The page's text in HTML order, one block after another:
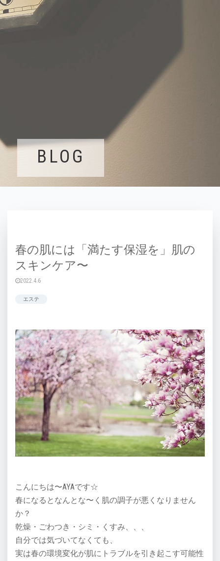
BLOG
春の肌には「満たす保湿を」肌の
スキンケア〜
2022.4.6
エステ
こんにちは〜AYAです☆
春になるとなんとな〜く肌の調子が悪くなりません
か？
乾燥・ごわつき・シミ・くすみ、、、
自分では気づいてなくても、
実は春の環境変化が肌にトラブルを引き起こす可能性